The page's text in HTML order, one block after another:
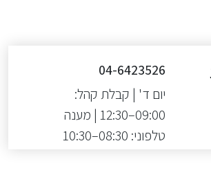
04-6423526
יום ד' | קבלת קהל:
09:00–12:30 | מענה
טלפוני: 08:30–10:30